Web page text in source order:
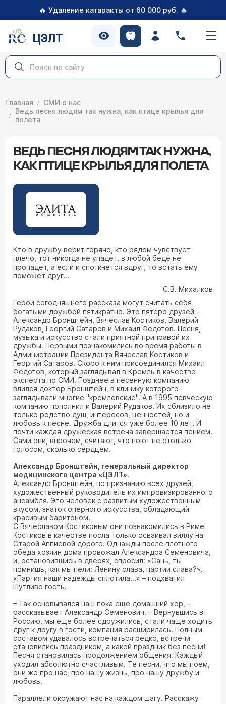
🔥 Удаление катаракты от 60 000 руб. 🔥
ЦЭЛТ
Главная
СМИ о нас
Ведь песня людям так нужна, как птице крылья для
полета
ВЕДЬ ПЕСНЯ ЛЮДЯМ ТАК НУЖНА,
КАК ПТИЦЕ КРЫЛЬЯ ДЛЯ ПОЛЕТА
Кто в дружбу верит горячо, кто рядом чувствует
плечо, тот никогда не упадет, в любой беде не
пропадет, а если и споткнется вдруг, то встать ему
поможет друг...
С.В. Михалков
Герои сегодняшнего рассказа могут считать себя
богатыми дружбой пятикратно. Это пятеро друзей -
Александр Бронштейн, Вячеслав Костиков, Валерий
Рудаков, Георгий Сатаров и Михаил Федотов. Песня,
музыка и искусство стали приятной приправой их
дружбы. Первыми познакомились во время работы в
Администрации Президента Вячеслав Костиков и
Георгий Сатаров. Скоро к ним присоединился Михаил
Федотов, который заглядывал в Кремль в качестве
эксперта по СМИ. Позднее в песенную компанию
влился доктор Бронштейн, в клинику которого
заглядывали многие "кремлевские". А в 1995 певческую
компанию пополнил и Валерий Рудаков. Их сблизило не
только родство душ, интересов, ценностей, но и
любовь к песне. Дружба длится уже более 10 лет. И
почти каждая дружеская встреча завершается пением.
Сами они, впрочем, считают, что поют не столько
голосом, сколько сердцем.
Александр Бронштейн, генеральный директор
медицинского центра «ЦЭЛТ».
Александр Бронштейн, по признанию всех друзей,
художественный руководитель их импровизированного
ансамбля. Это человек с развитым художественным
вкусом, знаток оперного искусства, обладающий
красивым баритоном.
С Вячеславом Костиковым они познакомились в Риме
Костиков в качестве посла только осваивал виллу на
Старой Аппиевой дороге. Однажды после плотного
обеда хозяин дома провожал Александра Семеновича,
и, остановившись в дверях, спросил: «Сань, ты
помнишь, как мы пели: Ленину слава, партии слава?».
«Партия наши надежды сплотила...» – подхватил
шутливо гость.
– Так основывался наш пока еще домашний хор, –
рассказывает Александр Семенович. – Вернувшись в
Россию, мы еще более сдружились, стали чаще ходить
друг к другу в гости, компания расширилась. Полным
составом удавалось встречаться редко, встречи
становились праздником, а какой праздник без песни!
Песня становилась продолжением общения. Каждый
уходил абсолютно счастливым. Те песни, что мы поем,
они же про нас, про нашу жизнь, про нашу дружбу и
любовь.
Параллели окружают нас на каждом шагу. Расскажу